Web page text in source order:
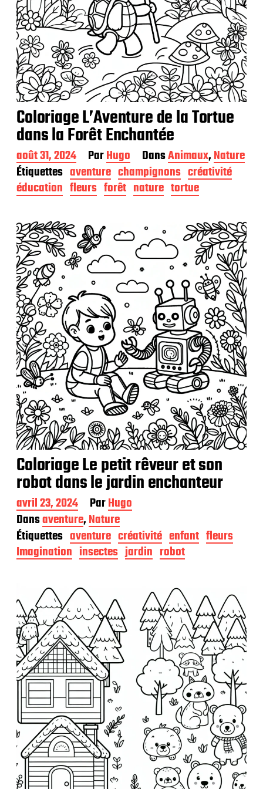
Coloriage L’Aventure de la Tortue
dans la Forêt Enchantée
D
a
t
e
p
u
b
l
i
c
a
t
i
o
n
août 31, 2024 ParHugo DansAnimaux,Nature
Étiquettes aventure champignons créativité
éducation fleurs forêt nature tortue
Coloriage Le petit rêveur et son
robot dans le jardin enchanteur
D
a
t
e
d
e
b
l
i
c
a
t
i
o
avril 23, 2024 ParHugo
Dansaventure,Nature
Étiquettes aventure créativité enfant fleurs
Imagination insectes jardin robot